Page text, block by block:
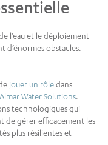
l’eau et le déploiement
d’énormes obstacles.
jouer un rôledans
Almar Water Solutions.
technologiques qui
de gérer efficacement les
plus résilientes et